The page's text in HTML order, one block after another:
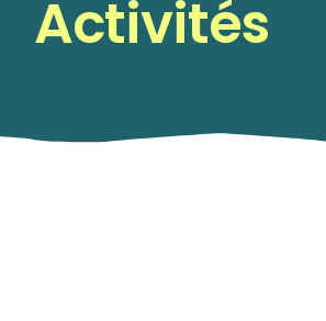
Activités